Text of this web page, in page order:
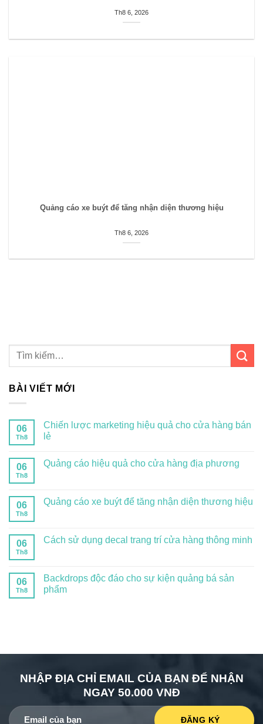
Th8 6, 2026
Quảng cáo xe buýt để tăng nhận diện thương hiệu
Th8 6, 2026
BÀI VIẾT MỚI
06
Th8
Chiến lược marketing hiệu quả cho cửa hàng bán
lẻ
06
Th8
Quảng cáo hiệu quả cho cửa hàng địa phương
06
Th8
Quảng cáo xe buýt để tăng nhận diện thương hiệu
06
Th8
Cách sử dụng decal trang trí cửa hàng thông minh
06
Th8
Backdrops độc đáo cho sự kiện quảng bá sản
phẩm
NHẬP ĐỊA CHỈ EMAIL CỦA BẠN ĐỂ NHẬN
NGAY 50.000 VNĐ